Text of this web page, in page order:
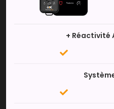
+ Réactivité